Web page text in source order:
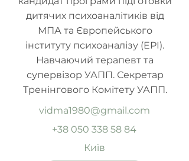
дитячих психоаналітиків від
МПА та Європейського
інституту психоаналізу (EPI).
Навчаючий терапевт та
супервізор УАПП. Секретар
Тренінгового Комітету УАПП.
vidma1980@gmail.com
+38 050 338 58 84
Київ